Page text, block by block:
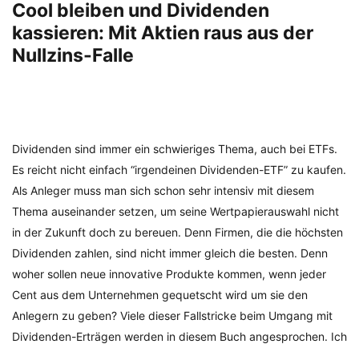
Cool bleiben und Dividenden
kassieren: Mit Aktien raus aus der
Nullzins-Falle
Dividenden sind immer ein schwieriges Thema, auch bei ETFs.
Es reicht nicht einfach “irgendeinen Dividenden-ETF” zu kaufen.
Als Anleger muss man sich schon sehr intensiv mit diesem
Thema auseinander setzen, um seine Wertpapierauswahl nicht
in der Zukunft doch zu bereuen. Denn Firmen, die die höchsten
Dividenden zahlen, sind nicht immer gleich die besten. Denn
woher sollen neue innovative Produkte kommen, wenn jeder
Cent aus dem Unternehmen gequetscht wird um sie den
Anlegern zu geben? Viele dieser Fallstricke beim Umgang mit
Dividenden-Erträgen werden in diesem Buch angesprochen. Ich